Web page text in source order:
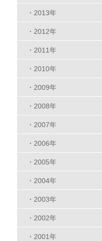
・2013年
・2012年
・2011年
・2010年
・2009年
・2008年
・2007年
・2006年
・2005年
・2004年
・2003年
・2002年
・2001年